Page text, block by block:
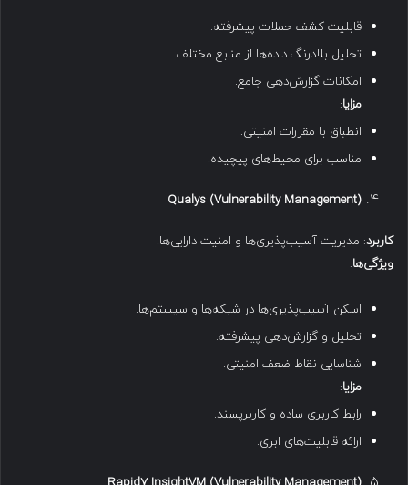
قابلیت کشف حملات پیشرفته.
تحلیل بلادرنگ داده‌ها از منابع مختلف.
امکانات گزارش‌دهی جامع.
مزایا:
انطباق با مقررات امنیتی.
مناسب برای محیط‌های پیچیده.
Qualys (Vulnerability Management)
کاربرد: مدیریت آسیب‌پذیری‌ها و امنیت دارایی‌ها.
ویژگی‌ها:
اسکن آسیب‌پذیری‌ها در شبکه‌ها و سیستم‌ها.
تحلیل و گزارش‌دهی پیشرفته.
شناسایی نقاط ضعف امنیتی.
مزایا:
رابط کاربری ساده و کاربرپسند.
ارائه قابلیت‌های ابری.